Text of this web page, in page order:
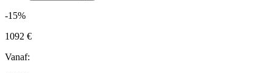
-15%
1092 €
Vanaf: